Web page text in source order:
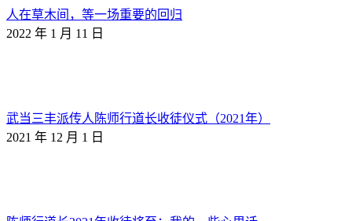
人在草木间，等一场重要的回归
2022 年 1 月 11 日
武当三丰派传人陈师行道长收徒仪式（2021年）
2021 年 12 月 1 日